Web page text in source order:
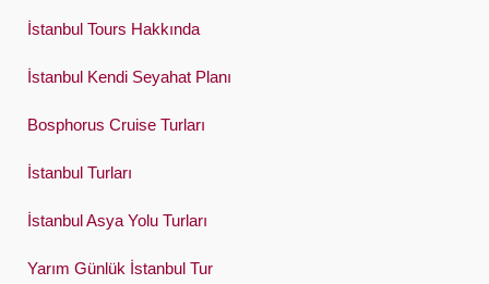
İstanbul Tours Hakkında
İstanbul Kendi Seyahat Planı
Bosphorus Cruise Turları
İstanbul Turları
İstanbul Asya Yolu Turları
Yarım Günlük İstanbul Tur